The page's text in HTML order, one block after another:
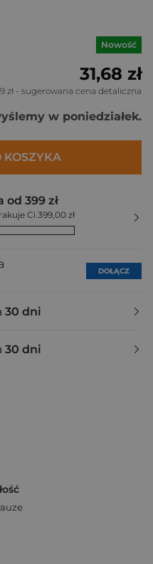
Nowość
31,68 zł
zł - sugerowana cena detaliczna
w poniedziałek.
KOSZYKA
399 zł
Ci 399,00 zł
DOŁĄCZ
30 dni
30 dni